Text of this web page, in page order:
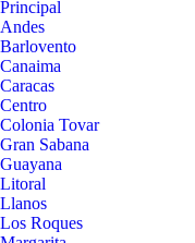
Principal
Andes
Barlovento
Canaima
Caracas
Centro
Colonia Tovar
Gran Sabana
Guayana
Litoral
Llanos
Los Roques